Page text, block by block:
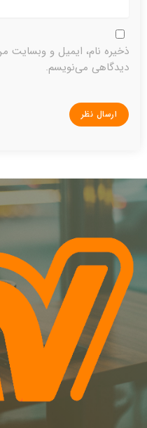
ذخیره نام، ایمیل و وبسایت
دیدگاهی می‌نویسم.